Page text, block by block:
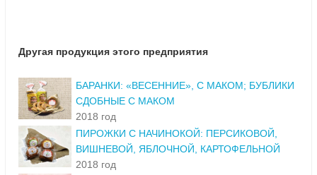
Другая продукция этого предприятия
БАРАНКИ: «ВЕСЕННИЕ», С МАКОМ; БУБЛИКИ
СДОБНЫЕ С МАКОМ
2018 год
ПИРОЖКИ С НАЧИНОКОЙ: ПЕРСИКОВОЙ,
ВИШНЕВОЙ, ЯБЛОЧНОЙ, КАРТОФЕЛЬНОЙ
2018 год